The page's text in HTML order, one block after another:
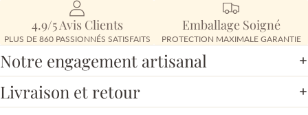
4.9/5 Avis Clients
PLUS DE 860 PASSIONNÉS SATISFAITS
Emballage Soigné
PROTECTION MAXIMALE GARANTIE
Notre engagement artisanal
Livraison et retour